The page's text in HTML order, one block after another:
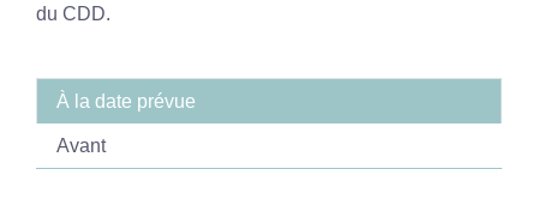
du CDD.
À la date prévue
Avant